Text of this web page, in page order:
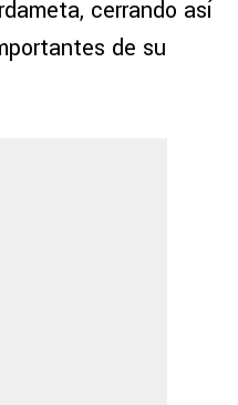
cerrando así
de su